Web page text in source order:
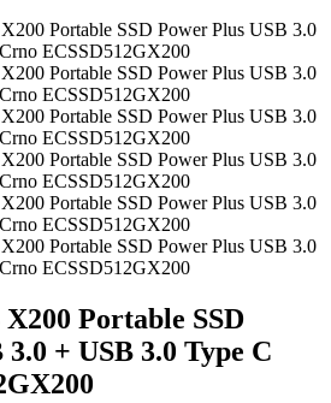
Portable SSD
+ USB 3.0 Type C